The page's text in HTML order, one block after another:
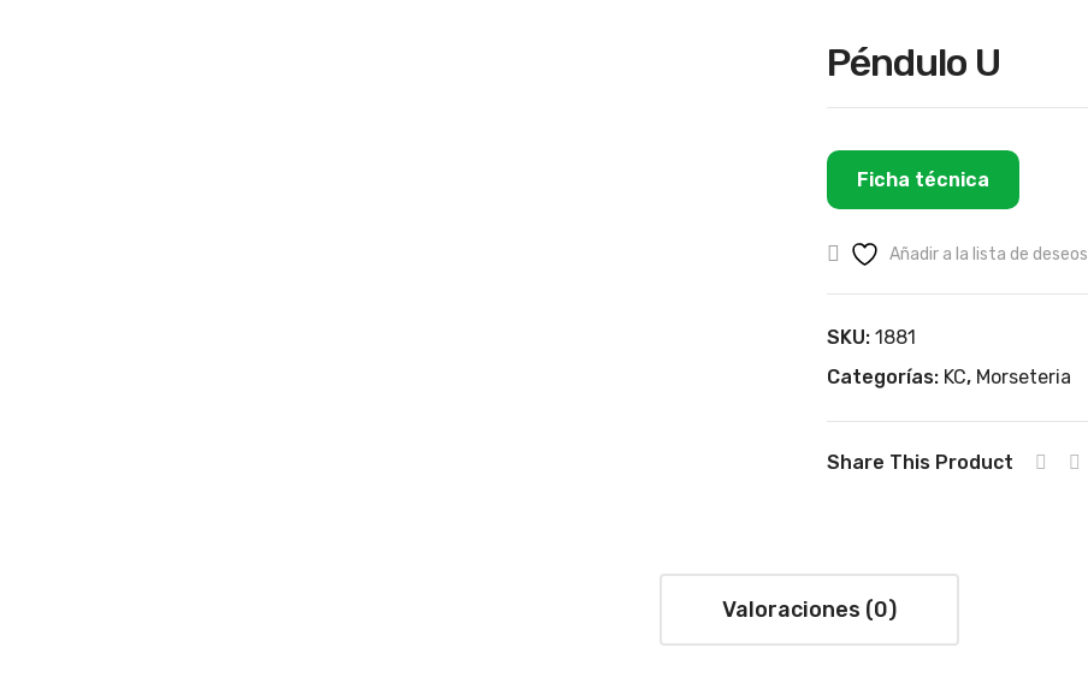
Péndulo U
Ficha técnica
Añadir a la lista de deseos
SKU: 1881
Categorías: KC, Morseteria
Share This Product
Valoraciones (0)